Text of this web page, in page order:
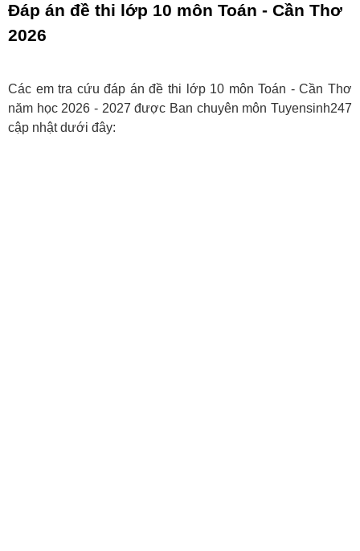
Đáp án đề thi lớp 10 môn Toán - Cần Thơ
2026
Các em tra cứu đáp án đề thi lớp 10 môn Toán - Cần Thơ
năm học 2026 - 2027 được Ban chuyên môn Tuyensinh247
cập nhật dưới đây: